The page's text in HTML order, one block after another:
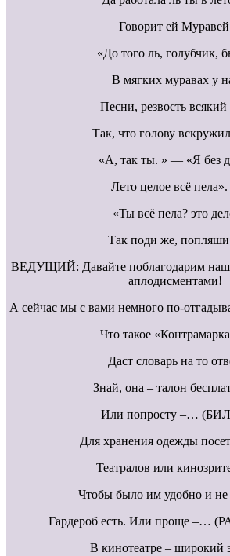
Говорит ей
«До того ль, голубчик,
В мягких муравах у
Песни, резвость всякий
Так, что голову
«А, так ты. » — «Я без
Лето целое всё
«Ты всё пела? это
Так поди же,
ВЕДУЩИЙ: Давайте поблагодарим
аплодисментами!
А сейчас мы с вами немного по-
Что такое
Даст словарь на то
Знай, она – талон
Или попросту –…
Для хранения одежды
Театралов или
Чтобы было им удобно и не
Гардероб есть. Или проще –…
В кинотеатре – широкий